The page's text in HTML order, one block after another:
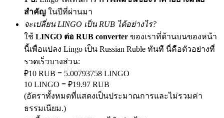
Precious Metals Trading Carnival
Trade Gold & Silver · 33,333 USDT Bonus
USDT New User Exclusive 10% APR
สำคัญ ในปีที่ผ่านมา
จะเปลี่ยน LINGO เป็น RUB ได้อย่างไร?
ใช้ LINGO ต่อ RUB converter ของเราที่ด้านบนของหน้า
นี้เพื่อแปลง Lingo เป็น Russian Ruble ทันที นี่คือตัวอย่างที่
รวดเร็วบางส่วน:
₽10 RUB = 5.00793758 LINGO
10 LINGO = ₽19.97 RUB
(อัตราทั้งหมดที่แสดงเป็นประมาณการและไม่รวมค่า
ธรรมเนียม.)